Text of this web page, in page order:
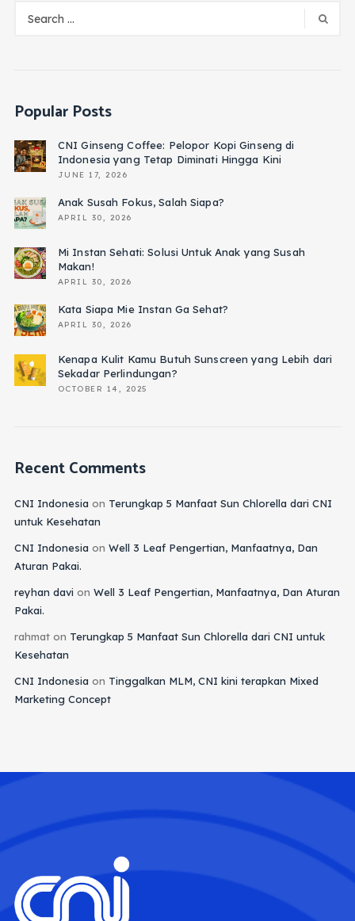
Popular Posts
CNI Ginseng Coffee: Pelopor Kopi Ginseng di
Indonesia yang Tetap Diminati Hingga Kini
JUNE 17, 2026
Anak Susah Fokus, Salah Siapa?
APRIL 30, 2026
Mi Instan Sehati: Solusi Untuk Anak yang Susah
Makan!
APRIL 30, 2026
Kata Siapa Mie Instan Ga Sehat?
APRIL 30, 2026
Kenapa Kulit Kamu Butuh Sunscreen yang Lebih dari
Sekadar Perlindungan?
OCTOBER 14, 2025
Recent Comments
CNI Indonesia on Terungkap 5 Manfaat Sun Chlorella dari CNI
untuk Kesehatan
CNI Indonesia on Well 3 Leaf Pengertian, Manfaatnya, Dan
Aturan Pakai.
reyhan davi on Well 3 Leaf Pengertian, Manfaatnya, Dan Aturan
Pakai.
rahmaton Terungkap 5 Manfaat Sun Chlorella dari CNI untuk
Kesehatan
CNI Indonesia on Tinggalkan MLM, CNI kini terapkan Mixed
Marketing Concept